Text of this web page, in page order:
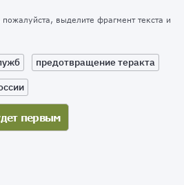
выделите фрагмент текста и
предотвращение теракта